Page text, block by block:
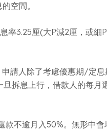
空間。
3.25厘(大P減2厘，或細
請人除了考慮優惠期/定
拆息上行，借款人的每月
不逾月入50%。無形中會